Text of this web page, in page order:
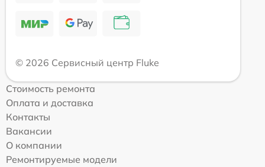
© 2026 Сервисный центр Fluke
Стоимость ремонта
Оплата и доставка
Контакты
Вакансии
О компании
Ремонтируемые модели